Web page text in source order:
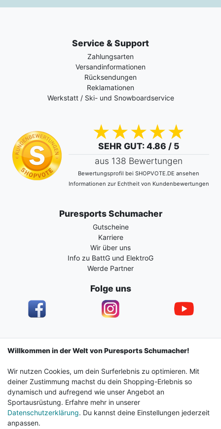
Service & Support
Zahlungsarten
Versandinformationen
Rücksendungen
Reklamationen
Werkstatt / Ski- und Snowboardservice
SEHR GUT: 4.86 / 5
aus 138 Bewertungen
Bewertungsprofil bei SHOPVOTE.DE ansehen
Informationen zur Echtheit von Kundenbewertungen
Puresports Schumacher
Gutscheine
Karriere
Wir über uns
Info zu BattG und ElektroG
Werde Partner
Folge uns
Impressum Daten­schutz­erklärung AGB
Barrierefreiheitserklärung Widerrufs­recht
Vertrag widerrufen Kontakt
Willkommen in der Welt von Puresports Schumacher!
Wir nutzen Cookies, um dein Surferlebnis zu optimieren. Mit
deiner Zustimmung machst du dein Shopping-Erlebnis so
dynamisch und aufregend wie unser Angebot an
Sportausrüstung. Erfahre mehr in unserer
Datenschutzerklärung. Du kannst deine Einstellungen jederzeit
anpassen.